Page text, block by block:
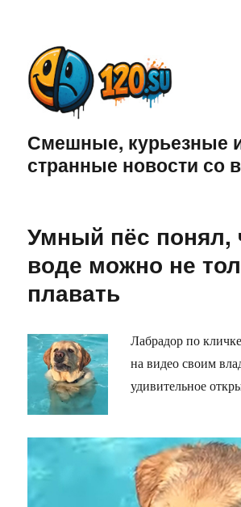
Смешные, курьезные
странные новости со
Умный пёс понял,
воде можно не
плавать
Лабрадор по
на видео своим
удивительное